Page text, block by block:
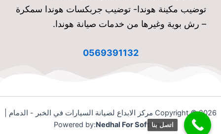
توضيب مكينة هوندا- توضيب جربكسات هوندا سمكرة
– رش بوية وغيرها من خدمات صيانة هوندا.
0569391132
Copyright © 2026 مركز الابداع لصيانة السيارات في الخبر - الدمام |
Powered by:Nedhal For Software
اتصل بنا